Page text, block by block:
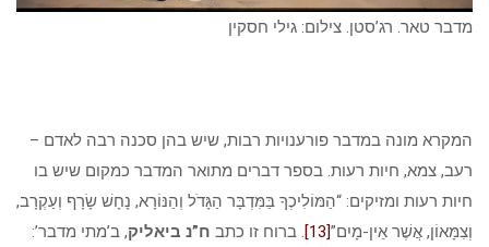
מדבר טאר. רג’סטן. צילום: גילי חסקין
המקרא מונה במדבר פורענויות רבות, שיש בהן סכנה רבה לאדם –
רעב, צמא, חיות רעות. בספר דברים מתואר המדבר כמקום שיש בו
חיות רעות ומזיקים: “הַמּוֹלִיכְךָ בַּמִּדְבָּר הַגָּדֹל וְהַנּוֹרָא, נָחָשׁ שָׂרָף וְעַקְרָב,
וְצִמָּאוֹן, אֲשֶׁר אֵין-מָיִם”[13] . ברוח זו כתב ח”נ ביאליק, ב’מתי מדבר’: